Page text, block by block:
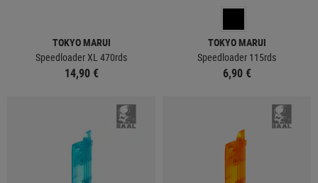
TOKYO MARUI
Speedloader XL 470rds
14,90 €
TOKYO MARUI
Speedloader 115rds
6,90 €